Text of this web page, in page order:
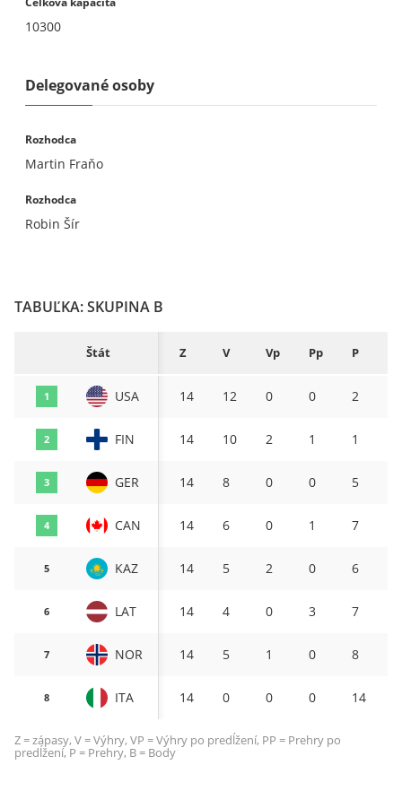
10300
Delegované osoby
Rozhodca
Martin Fraňo
Rozhodca
Robin Šír
TABUĽKA: SKUPINA B
Štát Z V Vp Pp P
1 USA 14 12 0 0 2
2 FIN 14 10 2 1 1
3 GER 14 8 0 0 5
4 CAN 14 6 0 1 7
5 KAZ 14 5 2 0 6
6 LAT 14 4 0 3 7
7 NOR 14 5 1 0 8
8 ITA 14 0 0 0 14
Z = zápasy, V = Výhry, VP = Výhry po predĺžení, PP = Prehry po
predĺžení, P = Prehry, B = Body